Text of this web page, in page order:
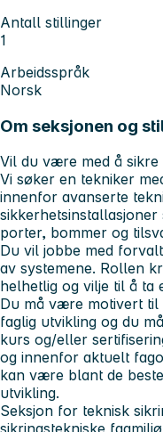
Antall stillinger
1
Arbeidsspråk
Norsk
Om seksjonen og
Vil du være med å sikre
Vi søker en tekniker
innenfor avanserte
porter, bommer og
Du vil jobbe med
av systemene. Rollen
helhetlig og vilje til å ta
Du må være motivert
faglig utvikling og du
kurs og/eller
og innenfor aktuelt
kan være blant de
utvikling.
Seksjon for teknisk